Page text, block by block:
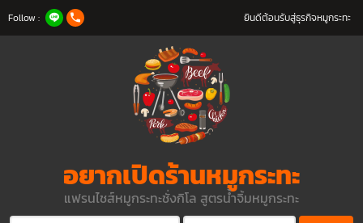
Follow : ยินดีต้อนรับสู่ธุรกิจหมูกระทะ
อยากเปิดร้านหมูกระทะ
แฟรนไชส์หมูกระทะชั่งกิโล สูตรน้ำจิ้มหมูกระทะ